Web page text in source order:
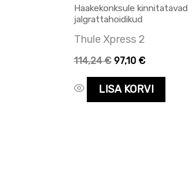
Haakekonksule kinnitatavad
jalgrattahoidikud
Thule Xpress 2
114,24€ 97,10 €
LISA KORVI